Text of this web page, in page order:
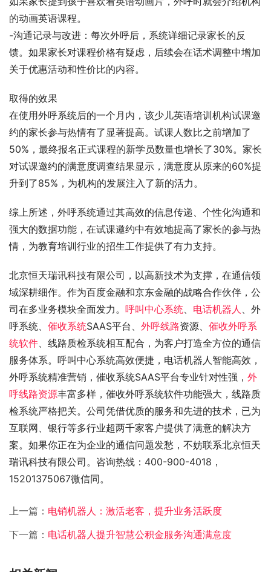
的动画英语课程。
-沟通记录与改进：每次外呼后，系统详细记录家长的反
馈。如果家长对课程价格有疑虑，后续会在话术调整中增加
关于优惠活动和性价比的内容。
取得的效果
在使用外呼系统后的一个月内，该少儿英语培训机构试课邀
约的家长参与热情有了显著提高。试课人数比之前增加了
50%，最终报名正式课程的新学员数量也增长了30%。家长
对试课邀约的满意度调查结果显示，满意度从原来的60%提
升到了85%，为机构的发展注入了新的活力。
综上所述，外呼系统通过其高效的信息传递、个性化沟通和
强大的数据功能，在试课邀约中有效地提高了家长的参与热
情，为教育培训行业的招生工作提供了有力支持。
北京恒天瑞讯科技有限公司，以高新技术为支撑，在通信领
域深耕细作。作为百度金融和京东金融的战略合作伙伴，公
司在多业务模块全面发力。 呼叫中心系统 电话机器人
、外
呼系统、 催收系统SAAS平台、 外呼线路资源、 催收外呼系
统软件 、线路质检系统相互配合，为客户打造全方位的通信
服务体系。呼叫中心系统高效便捷，电话机器人智能高效，
外呼系统精准营销，催收系统SAAS平台专业针对性强， 外
呼线路资源丰富多样，催收外呼系统软件功能强大，线路质
检系统严格把关。公司凭借优质的服务和先进的技术，已为
互联网、银行等多行业超两千家客户提供了满意的解决方
案。如果你正在为企业的通信问题发愁，不妨联系北京恒天
瑞讯科技有限公司。咨询热线：400-900-4018，
15201375067微信同。
上一篇： 电销机器人：激活老客，提升业务活跃度
下一篇： 电话机器人提升智慧公积金服务沟通满意度